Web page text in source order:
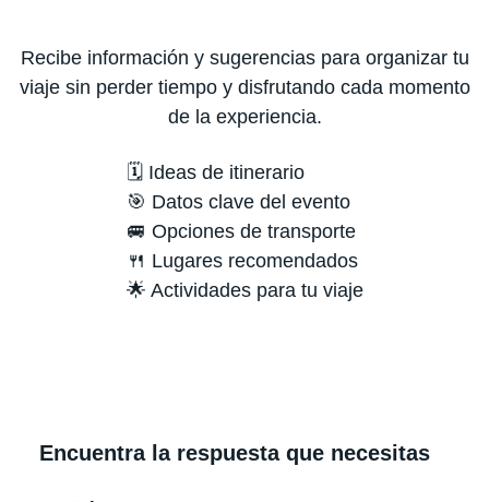
Recibe información y sugerencias para organizar tu
viaje sin perder tiempo y disfrutando cada momento
de la experiencia.
🗓️ Ideas de itinerario
🎯 Datos clave del evento
🚐 Opciones de transporte
🍴 Lugares recomendados
🌟 Actividades para tu viaje
Encuentra la respuesta que necesitas